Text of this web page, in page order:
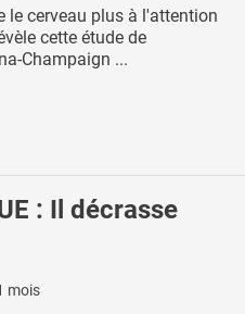
le cerveau plus à l'attention
cette étude de
Champaign ...
: Il décrasse
mois